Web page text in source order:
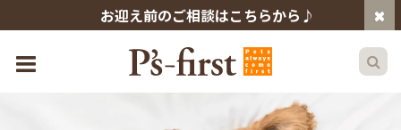
お迎え前のご相談はこちらから♪